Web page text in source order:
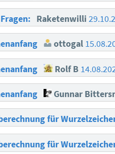
Raketenwilli
ottogal
Rolf B
Gunnar
für
für